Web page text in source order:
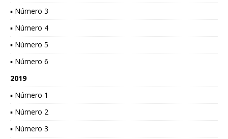
▪ Número 3
▪ Número 4
▪ Número 5
▪ Número 6
2019
▪ Número 1
▪ Número 2
▪ Número 3